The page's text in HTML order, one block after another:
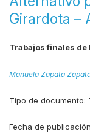
Girardota –
Trabajos finales de
Manuela Zapata
Tipo de documento:
Fecha de